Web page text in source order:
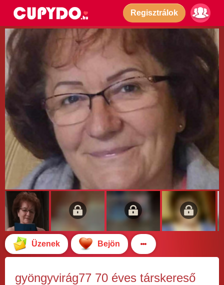
Regisztrálok
Üzenek Bejön
gyöngyvirág77 70 éves társkereső